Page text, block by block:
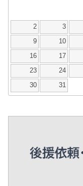
2 3
9 10
16 17
23 24
30 31